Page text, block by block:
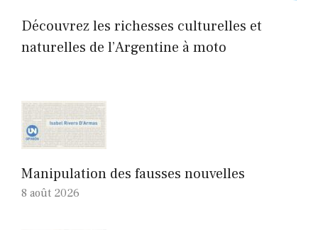
Découvrez les richesses culturelles et
naturelles de l’Argentine à moto
Manipulation des fausses nouvelles
8 août 2026